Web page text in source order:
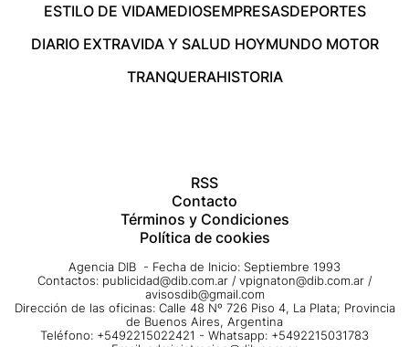
ESTILO DE VIDAMEDIOSEMPRESASDEPORTES
DIARIO EXTRAVIDA Y SALUD HOYMUNDO MOTOR
TRANQUERAHISTORIA
RSS
Contacto
Términos y Condiciones
Política de cookies
Agencia DIB - Fecha de Inicio: Septiembre 1993
Contactos: publicidad@dib.com.ar / vpignaton@dib.com.ar /
avisosdib@gmail.com
Dirección de las oficinas: Calle 48 Nº 726 Piso 4, La Plata; Provincia
de Buenos Aires, Argentina
Teléfono: +5492215022421 - Whatsapp: +5492215031783